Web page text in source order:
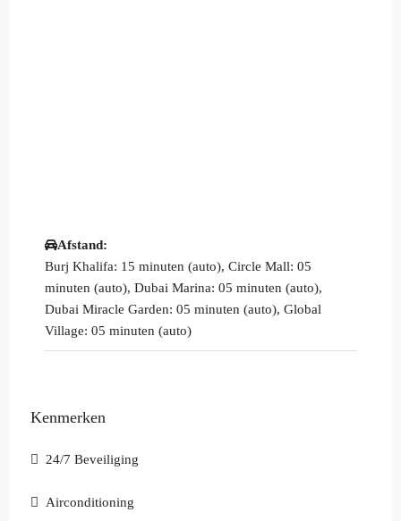
Afstand:
Burj Khalifa: 15 minuten (auto), Circle Mall: 05
minuten (auto), Dubai Marina: 05 minuten (auto),
Dubai Miracle Garden: 05 minuten (auto), Global
Village: 05 minuten (auto)
Kenmerken
24/7 Beveiliging
Airconditioning